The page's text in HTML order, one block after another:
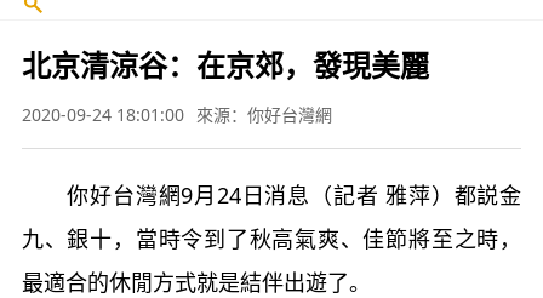
北京清涼谷：在京郊，發現美麗
2020-09-24 18:01:00 來源：你好台灣網
你好台灣網9月24日消息（記者 雅萍）都説金
九、銀十，當時令到了秋高氣爽、佳節將至之時，
最適合的休閒方式就是結伴出遊了。